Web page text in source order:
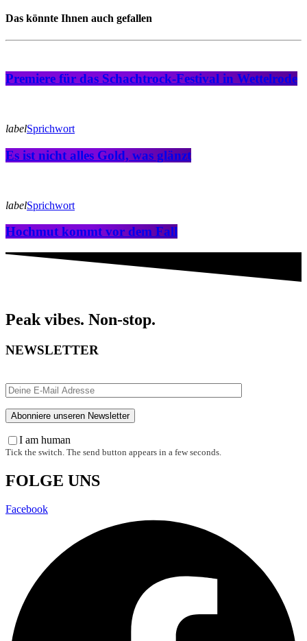
Das könnte Ihnen auch gefallen
Premiere für das Schachtrock-Festival in Wettelrode
labelSprichwort
Es ist nicht alles Gold, was glänzt
labelSprichwort
Hochmut kommt vor dem Fall
Peak vibes. Non-stop.
NEWSLETTER
I am human
Tick the switch. The send button appears in a few seconds.
FOLGE UNS
Facebook